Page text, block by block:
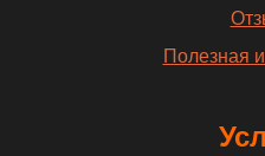
Полезная